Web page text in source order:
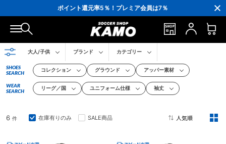
ポイント還元率5％！プレミア会員は7％
会員の方にはお誕生月に「10％OFFクーポン」プレゼント！
16,000円(税込)以上でシューズケースプレゼント！
3,300円(税込)以上で送料無料！
大人/子供 ブランド カテゴリー
SHOES
SEARCH
コレクション グラウンド アッパー素材
WEAR
SEARCH
リーグ／国 ユニフォーム仕様 袖丈
6 件 在庫有りのみ SALE商品